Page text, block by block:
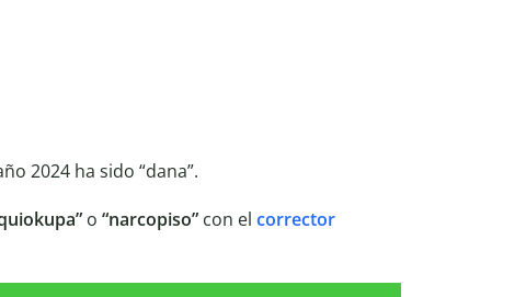
2024 ha sido “dana”.
o “narcopiso”con el corrector